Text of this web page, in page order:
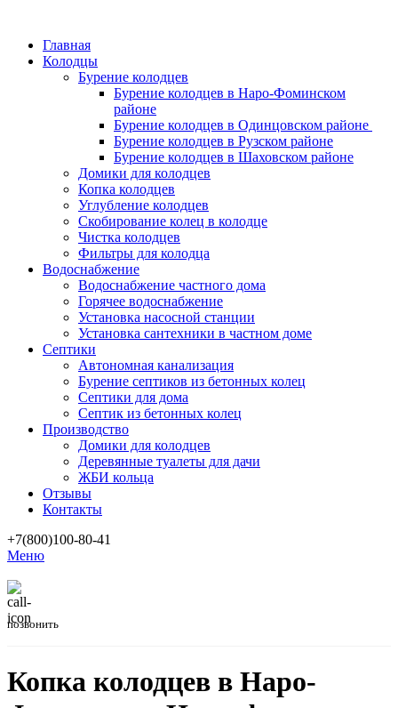
Главная
Колодцы
Бурение колодцев
Бурение колодцев в Наро-Фоминском
районе
Бурение колодцев в Одинцовском районе
Бурение колодцев в Рузском районе
Бурение колодцев в Шаховском районе
Домики для колодцев
Копка колодцев
Углубление колодцев
Скобирование колец в колодце
Чистка колодцев
Фильтры для колодца
Водоснабжение
Водоснабжение частного дома
Горячее водоснабжение
Установка насосной станции
Установка сантехники в частном доме
Септики
Автономная канализация
Бурение септиков из бетонных колец
Септики для дома
Септик из бетонных колец
Производство
Домики для колодцев
Деревянные туалеты для дачи
ЖБИ кольца
Отзывы
Контакты
+7(800)100-80-41
Меню
позвонить
Копка колодцев в Наро-